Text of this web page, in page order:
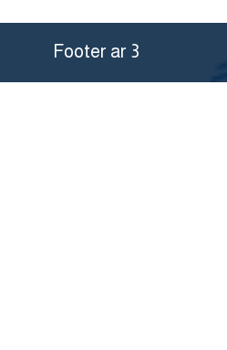
Footer ar 3